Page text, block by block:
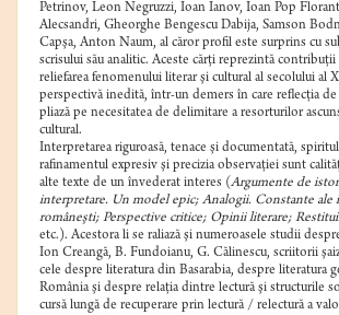
Petrinov, Leon Negruzzi, Ioan Ianov, Ioan Pop
Alecsandri, Gheorghe Bengescu Dabija, Samson
Capşa, Anton Naum, al căror profil este surprins cu
scrisului său analitic. Aceste cărţi reprezintă
reliefarea fenomenului literar şi cultural al secolului al
perspectivă inedită, într-un demers în care reflecţia
pliază pe necesitatea de delimitare a resorturilor
cultural.
Interpretarea riguroasă, tenace şi documentată,
rafinamentul expresiv şi precizia observaţiei sunt
alte texte de un învederat interes (Argumente de
interpretare. Un model epic; Analogii. Constante ale
româneşti; Perspective critice; Opinii literare;
etc.). Acestora li se raliază şi numeroasele studii
Ion Creangă, B. Fundoianu, G. Călinescu, scriitorii
cele despre literatura din Basarabia, despre literatura
România şi despre relaţia dintre lectură şi structurile
cursă lungă de recuperare prin lectură / relectură a